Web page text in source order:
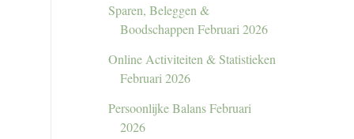
Sparen, Beleggen &
Boodschappen Februari 2026
Online Activiteiten & Statistieken
Februari 2026
Persoonlijke Balans Februari
2026